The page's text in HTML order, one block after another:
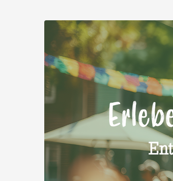
Querbeet
Bio
GmbH